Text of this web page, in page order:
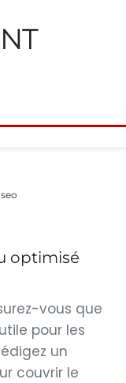
optimisé
vous que
pour les
un
couvrir le